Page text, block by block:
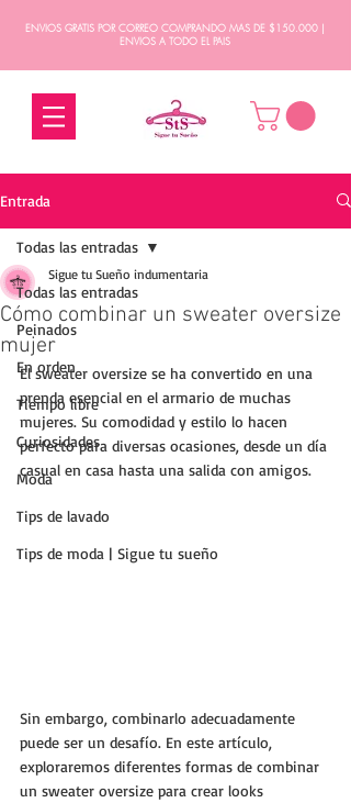
ENVIOS GRATIS POR CORREO COMPRANDO MAS DE $150.000 |
ENVIOS A TODO EL PAIS
Entrada
Todas las entradas
Peinados
En orden
Tiempo libre
Curiosidades
Moda
Tips de lavado
Tips de moda | Sigue tu sueño
Todas las entradas
Cómo combinar un sweater oversize
mujer
Sigue tu Sueño indumentaria
El sweater oversize se ha convertido en una
prenda esencial en el armario de muchas
mujeres. Su comodidad y estilo lo hacen
perfecto para diversas ocasiones, desde un día
casual en casa hasta una salida con amigos.
Sin embargo, combinarlo adecuadamente
puede ser un desafío. En este artículo,
exploraremos diferentes formas de combinar
un sweater oversize para crear looks